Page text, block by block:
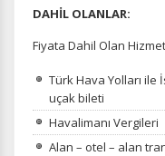
DAHİL OLANLAR:
Fiyata Dahil Olan
Türk Hava Yolları ile
uçak bileti
Havalimanı Vergileri
Alan – otel – alan